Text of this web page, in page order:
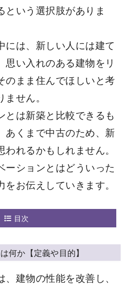
という選択肢がありま
には、新しい人には建て
思い入れのある建物をリ
のまま住んでほしいと考
せん。
とは新築と比較できるも
あくまで中古のため、新
れるかもしれません。
ーションとはどういった
お伝えしていきます。
目次
何か【定義や目的】
建物の性能を改善し、